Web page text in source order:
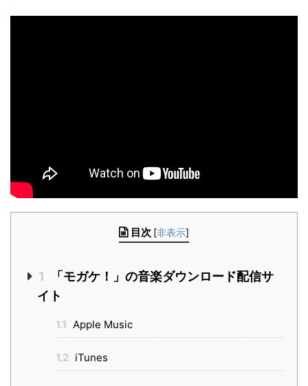
目次 [非表示]
1
「モガケ！」の音楽ダウンロード配信サ
イト
1.1 Apple Music
1.2 iTunes